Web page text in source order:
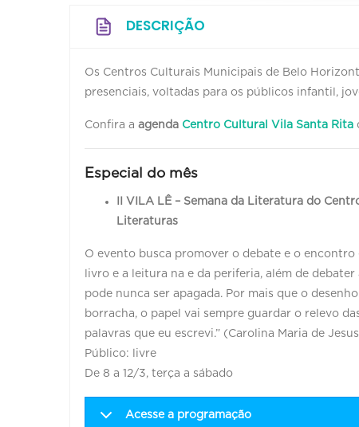
DESCRIÇÃO
Os Centros Culturais Municipais de Belo
presenciais, voltadas para os públicos infantil,
Confira a agenda Centro Cultural Vila Santa Rita
Especial do mês
II VILA LÊ – Semana da Literatura do
Literaturas
O evento busca promover o debate e o
livro e a leitura na e da periferia, além de
pode nunca ser apagada. Por mais que o
borracha, o papel vai sempre guardar o relevo
palavras que eu escrevi.” (Carolina Maria de
Público: livre
De 8 a 12/3, terça a sábado
Acesse a programação